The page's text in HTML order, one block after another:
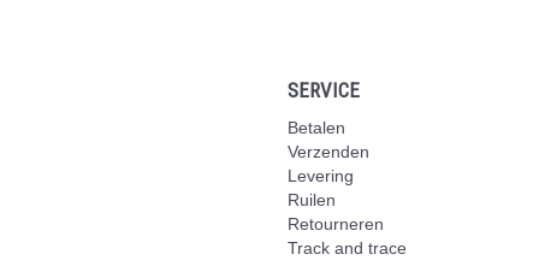
SERVICE
Betalen
Verzenden
Levering
Ruilen
Retourneren
Track and trace